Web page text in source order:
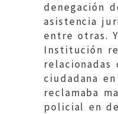
denegación
asistencia
entre otras.
Institución
relacionadas
ciudadana
reclamaba
policial en